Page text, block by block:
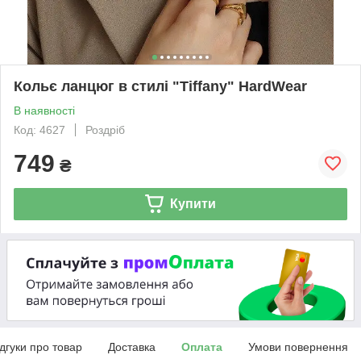
Кольє ланцюг в стилі "Tiffany" HardWear
В наявності
Код: 4627
Роздріб
749 ₴
Купити
про товар Доставка Оплата Умови повернення